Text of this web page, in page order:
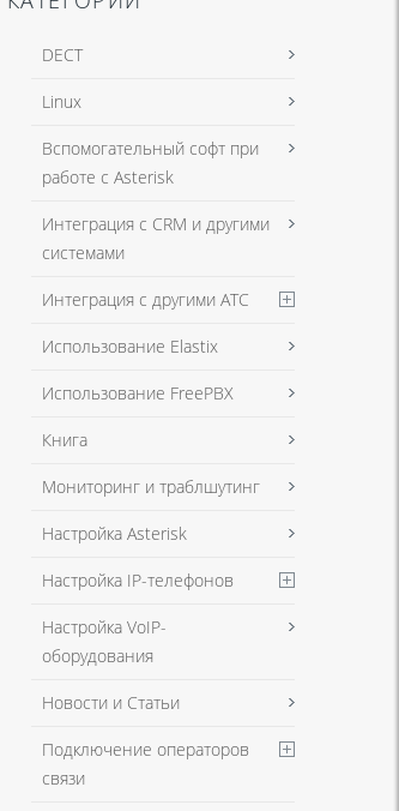
DECT
Linux
Вспомогательный софт при
работе с Asterisk
Интеграция с CRM и другими
системами
Интеграция с другими АТС
Использование Elastix
Использование FreePBX
Книга
Мониторинг и траблшутинг
Настройка Asterisk
Настройка IP-телефонов
Настройка VoIP-
оборудования
Новости и Статьи
Подключение операторов
связи